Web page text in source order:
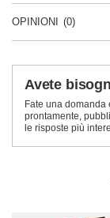
OPINIONI (0)
Avete
Fate una
prontamente,
le risposte più